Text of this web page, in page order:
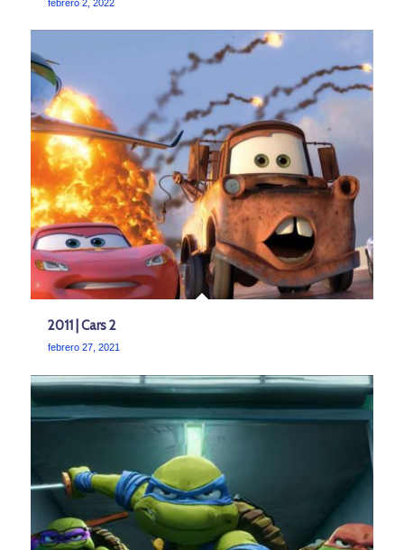
febrero 2, 2022
2011 | Cars 2
febrero 27, 2021